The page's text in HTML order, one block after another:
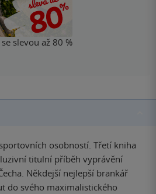
slevou až 80 %
osobností. Třetí kniha
titulní příběh vyprávění
Někdejší nejlepší brankář
do svého maximalistického